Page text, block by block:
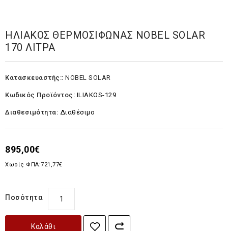
ΗΛΙΑΚΟΣ ΘΕΡΜΟΣΙΦΩΝΑΣ NOBEL SOLAR
170 ΛΙΤΡΑ
Κατασκευαστής:: NOBEL SOLAR
Κωδικός Προϊόντος: ILIAKOS-129
Διαθεσιμότητα: Διαθέσιμο
895,00€
Χωρίς ΦΠΑ:721,77€
Ποσότητα
Καλάθι